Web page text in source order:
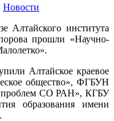
Новости
Алтайского института
прошли «Научно-
Алтайское краевое
общество», ФГБУН
проблем СО РАН», КГБУ
образования имени